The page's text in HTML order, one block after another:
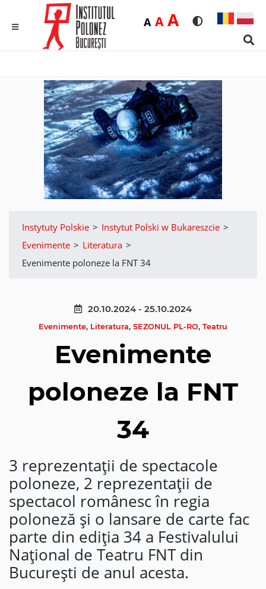
Rozmiar
ADomyślna
AŚrednia
ADużaWersja
Instytuty Polskie > Instytut Polski w Bukareszcie >
Evenimente > Literatura >
Evenimente poloneze la FNT 34
20.10.2024 - 25.10.2024
Evenimente, Literatura, SEZONUL PL-RO, Teatru
Evenimente
poloneze la FNT
34
3 reprezentații de spectacole
poloneze, 2 reprezentații de
spectacol românesc în regia
poloneză și o lansare de carte fac
parte din ediția 34 a Festivalului
Național de Teatru FNT din
București de anul acesta.